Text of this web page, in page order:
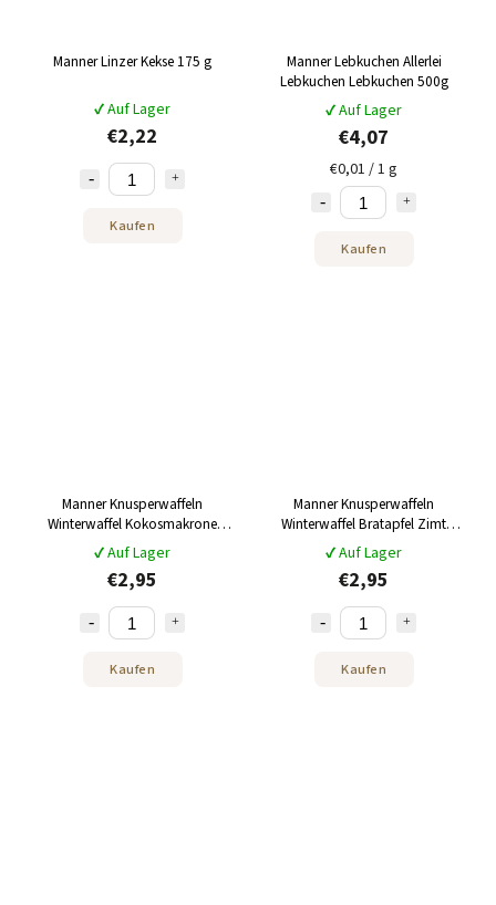
Manner Linzer Kekse 175 g
✔ Auf Lager
€2,22
Kaufen
Manner Lebkuchen Allerlei
Lebkuchen Lebkuchen 500g
✔ Auf Lager
€4,07
€0,01 / 1 g
Kaufen
Manner Knusperwaffeln
Winterwaffel Kokosmakrone
185g
✔ Auf Lager
€2,95
Kaufen
Manner Knusperwaffeln
Winterwaffel Bratapfel Zimt
185g
✔ Auf Lager
€2,95
Kaufen